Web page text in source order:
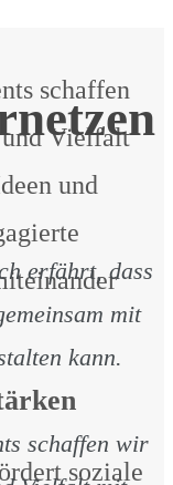
schaffen
Vielfalt
und
soziale
erfährt, dass
mit
kann.
schaffen wir